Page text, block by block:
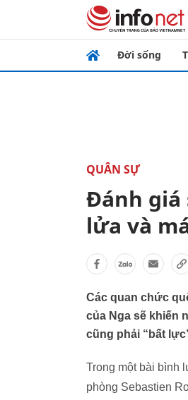
Đời sống
QUÂN SỰ
Đánh giá
lửa và
Các quan chức
của Nga sẽ khiến
cũng phải “bất
Trong một bài bình
phòng Sebastien